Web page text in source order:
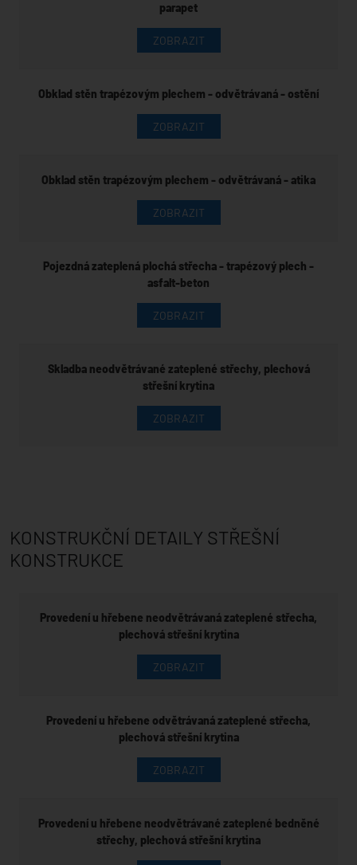
parapet
ZOBRAZIT
Obklad stěn trapézovým plechem - odvětrávaná - ostění
ZOBRAZIT
Obklad stěn trapézovým plechem - odvětrávaná - atika
ZOBRAZIT
Pojezdná zateplená plochá střecha - trapézový plech -
asfalt-beton
ZOBRAZIT
Skladba neodvětrávané zateplené střechy, plechová
střešní krytina
ZOBRAZIT
KONSTRUKČNÍ DETAILY STŘEŠNÍ
KONSTRUKCE
Provedení u hřebene neodvětrávaná zateplené střecha,
plechová střešní krytina
ZOBRAZIT
Provedení u hřebene odvětrávaná zateplené střecha,
plechová střešní krytina
ZOBRAZIT
Provedení u hřebene neodvětrávané zateplené bedněné
střechy, plechová střešní krytina